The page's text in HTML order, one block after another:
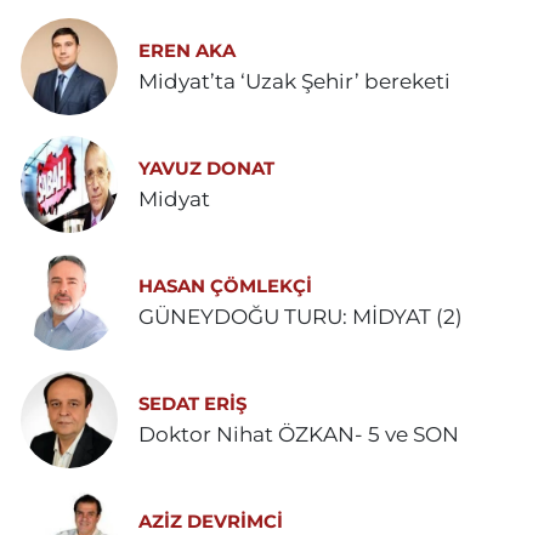
EREN AKA
Midyat’ta ‘Uzak Şehir’ bereketi
YAVUZ DONAT
Midyat
HASAN ÇÖMLEKÇİ
GÜNEYDOĞU TURU: MİDYAT (2)
SEDAT ERİŞ
Doktor Nihat ÖZKAN- 5 ve SON
AZIZ DEVRIMCI